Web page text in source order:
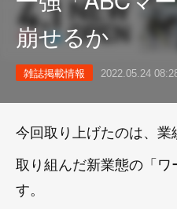
崩せるか
雑誌掲載情報 2022.05.24
今回取り上げたのは、
取り組んだ新業態の「
す。